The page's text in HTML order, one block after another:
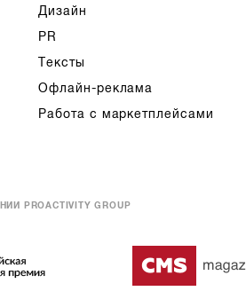
Дизайн
PR
Тексты
Офлайн-реклама
Работа с маркетплейсами
PROACTIVITY GROUP